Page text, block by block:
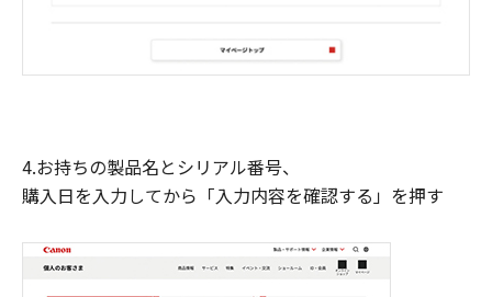
4.お持ちの製品名とシリアル番号、
購入日を入力してから「入力内容を確認する」を押す